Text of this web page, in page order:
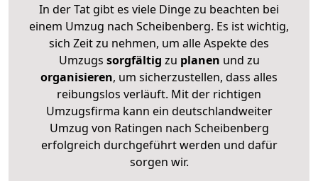
In der Tat gibt es viele Dinge zu beachten bei
einem Umzug nach Scheibenberg. Es ist wichtig,
sich Zeit zu nehmen, um alle Aspekte des
Umzugs sorgfältig zu planen und zu
organisieren, um sicherzustellen, dass alles
reibungslos verläuft. Mit der richtigen
Umzugsfirma kann ein deutschlandweiter
Umzug von Ratingen nach Scheibenberg
erfolgreich durchgeführt werden und dafür
sorgen wir.